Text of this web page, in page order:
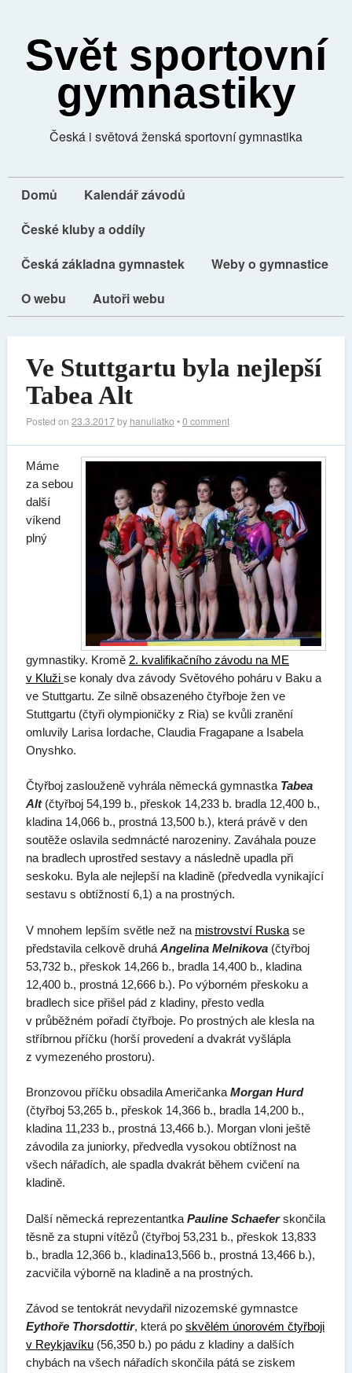
Svět sportovní
gymnastiky
Česká i světová ženská sportovní gymnastika
Domů
Kalendář závodů
České kluby a oddíly
Česká základna gymnastek
Weby o gymnastice
O webu
Autoři webu
Ve Stuttgartu byla nejlepší
Tabea Alt
Posted on 23.3.2017by hanuliatko •0 comment
Máme
za sebou
další
víkend
plný
gymnastiky. Kromě 2. kvalifikačního závodu na ME
v Kluži se konaly dva závody Světového poháru v Baku a
ve Stuttgartu. Ze silně obsazeného čtyřboje žen ve
Stuttgartu (čtyři olympioničky z Ria) se kvůli zranění
omluvily Larisa Iordache, Claudia Fragapane a Isabela
Onyshko.
Čtyřboj zaslouženě vyhrála německá gymnastka Tabea
Alt(čtyřboj 54,199 b., přeskok 14,233 b. bradla 12,400 b.,
kladina 14,066 b., prostná 13,500 b.), která právě v den
soutěže oslavila sedmnácté narozeniny. Zaváhala pouze
na bradlech uprostřed sestavy a následně upadla při
seskoku. Byla ale nejlepší na kladině (předvedla vynikající
sestavu s obtížností 6,1) a na prostných.
V mnohem lepším světle než na mistrovství Ruskase
představila celkově druhá Angelina Melnikova(čtyřboj
53,732 b., přeskok 14,266 b., bradla 14,400 b., kladina
12,400 b., prostná 12,666 b.). Po výborném přeskoku a
bradlech sice přišel pád z kladiny, přesto vedla
v průběžném pořadí čtyřboje. Po prostných ale klesla na
stříbrnou příčku (horší provedení a dvakrát vyšlápla
z vymezeného prostoru).
Bronzovou příčku obsadila Američanka Morgan Hurd
(čtyřboj 53,265 b., přeskok 14,366 b., bradla 14,200 b.,
kladina 11,233 b., prostná 13,466 b.). Morgan vloni ještě
závodila za juniorky, předvedla vysokou obtížnost na
všech nářadích, ale spadla dvakrát během cvičení na
kladině.
Další německá reprezentantka Pauline Schaeferskončila
těsně za stupni vítězů (čtyřboj 53,231 b., přeskok 13,833
b., bradla 12,366 b., kladina13,566 b., prostná 13,466 b.),
zacvičila výborně na kladině a na prostných.
Závod se tentokrát nevydařil nizozemské gymnastce
Eythoře Thorsdottir, která po skvělém únorovém čtyřboji
v Reykjavíku(56,350 b.) po pádu z kladiny a dalších
chybách na všech nářadích skončila pátá se ziskem